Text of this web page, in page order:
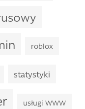
roblox
statystyki
usługi WWW